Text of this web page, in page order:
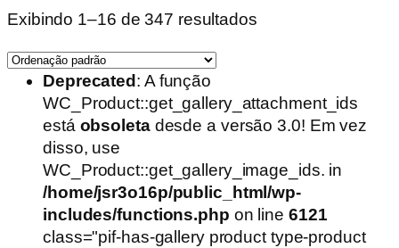
Exibindo 1–16 de 347 resultados
Deprecated : A função
WC_Product::get_gallery_attachment_ids
está obsoletadesde a versão 3.0! Em vez
disso, use
WC_Product::get_gallery_image_ids. in
/home/jsr3o16p/public_html/wp-
includes/functions.php on line 6121
class="pif-has-gallery product type-product